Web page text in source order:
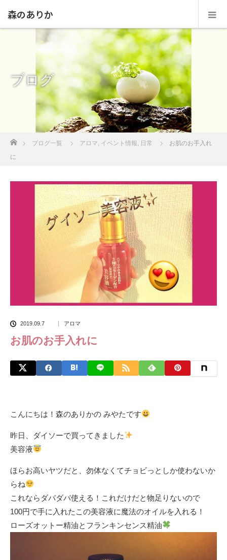
森のありか
ブログ
ブログ一覧 アロマ イベント情報 日常
お肌のお手入れ
に
2019.09.7 アロマ
お肌のお手入れに
こんにちは！森のありかの みやたです
昨日、ダイソーで買ってきました
美容液
ほらお高いヤツだと、勿体なくてチョビっとしか使わないか
らね
これならダバダバ使える！これだけだと物足りないので
100円で手に入れたこの美容液に魔法のオイルを入れる！
ローズオットー精油とフランキンセンス精油